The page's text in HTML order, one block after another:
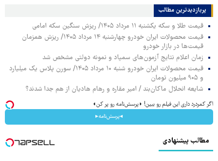
پربازدیدترین‌ مطالب
قیمت طلا و سکه یکشنبه ۱۱ مرداد ۱۴۰۵/ ریزش سنگین سکه امامی
قیمت محصولات ایران خودرو چهارشنبه ۱۴ مرداد ۱۴۰۵/ ریزش همزمان
قیمت‌ها در بازار خودرو
زمان اعلام نتایج آزمون‌های سمپاد و نمونه دولتی مشخص شد
قیمت محصولات ایران خودرو شنبه ۱۰ مرداد ۱۴۰۵/ سورن پلاس یک میلیارد
و ۹۰۵ میلیون تومان
شایعه انحلال ماکان‌بند / امیر مقاره و رهام هادیان از هم جدا شدند؟
اگر کمردرد داری این فیلم رو ببین! ◗پرسش‌نامه رو پر کن◖
◂پرسش‌نامه▸
مطالب پیشنهادی